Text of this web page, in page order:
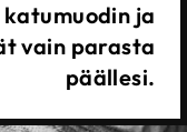
ja
vain parasta
päällesi.